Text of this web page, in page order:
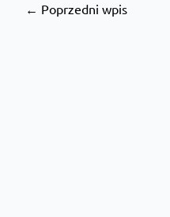
← Poprzedni wpis